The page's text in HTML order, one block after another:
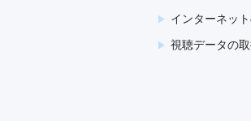
インターネッ
視聴データの